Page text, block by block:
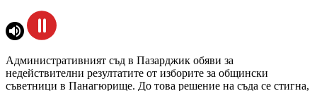
Административният съд в Пазарджик обяви за
недействителни резултатите от изборите за общински
съветници в Панагюрище. До това решение на съда се стигна,